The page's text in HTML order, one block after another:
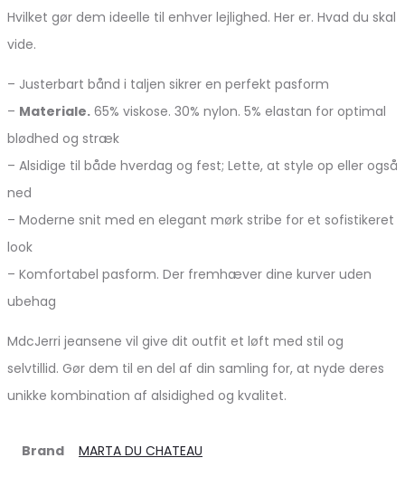
Hvilket gør dem ideelle til enhver lejlighed. Her er. Hvad du skal
vide.
– Justerbart bånd i taljen sikrer en perfekt pasform
– Materiale. 65% viskose. 30% nylon. 5% elastan for optimal
blødhed og stræk
– Alsidige til både hverdag og fest; Lette, at style op eller også
ned
– Moderne snit med en elegant mørk stribe for et sofistikeret
look
– Komfortabel pasform. Der fremhæver dine kurver uden
ubehag
MdcJerri jeansene vil give dit outfit et løft med stil og
selvtillid. Gør dem til en del af din samling for, at nyde deres
unikke kombination af alsidighed og kvalitet.
Brand MARTA DU CHATEAU